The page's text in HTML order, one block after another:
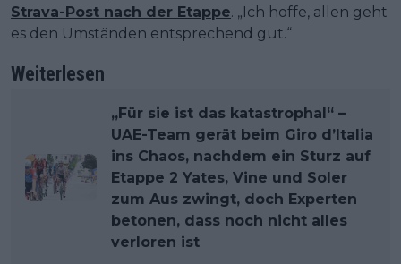
Strava-Post nach der Etappe. „Ich hoffe, allen geht
es den Umständen entsprechend gut.“
Weiterlesen
„Für sie ist das katastrophal“ –
UAE-Team gerät beim Giro d’Italia
ins Chaos, nachdem ein Sturz auf
Etappe 2 Yates, Vine und Soler
zum Aus zwingt, doch Experten
betonen, dass noch nicht alles
verloren ist